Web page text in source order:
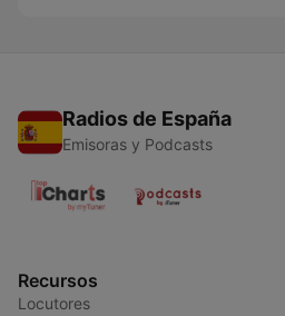
Radios de España
Emisoras y Podcasts
Recursos
Locutores